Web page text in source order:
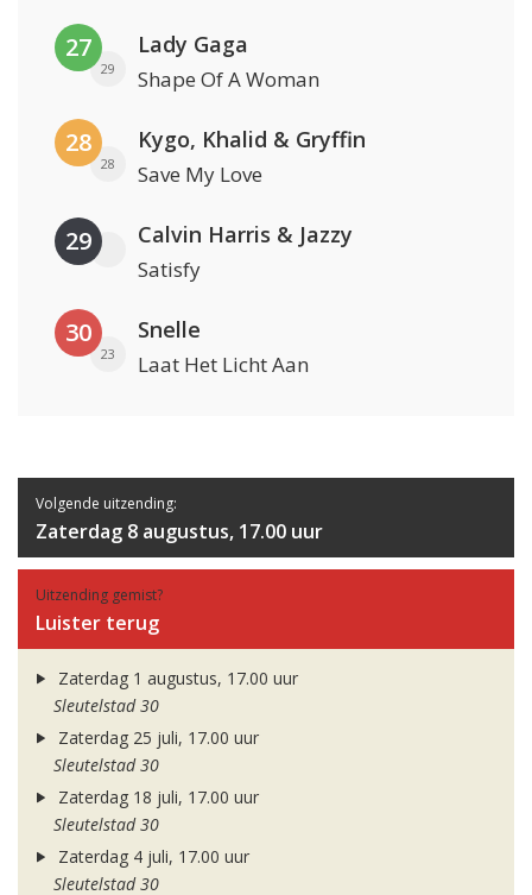
27
29
Lady Gaga
Shape Of A Woman
28
28
Kygo, Khalid & Gryffin
Save My Love
29 Calvin Harris & Jazzy
Satisfy
30
23
Snelle
Laat Het Licht Aan
Volgende uitzending:
Zaterdag 8 augustus, 17.00 uur
Uitzending gemist?
Luister terug
Zaterdag 1 augustus, 17.00 uur
Sleutelstad 30
Zaterdag 25 juli, 17.00 uur
Sleutelstad 30
Zaterdag 18 juli, 17.00 uur
Sleutelstad 30
Zaterdag 4 juli, 17.00 uur
Sleutelstad 30